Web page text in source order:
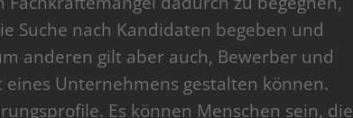
Suche nach Kandidaten begeben und
anderen gilt aber auch, Bewerber und
Unternehmens gestalten können.
Es können Menschen sein, die